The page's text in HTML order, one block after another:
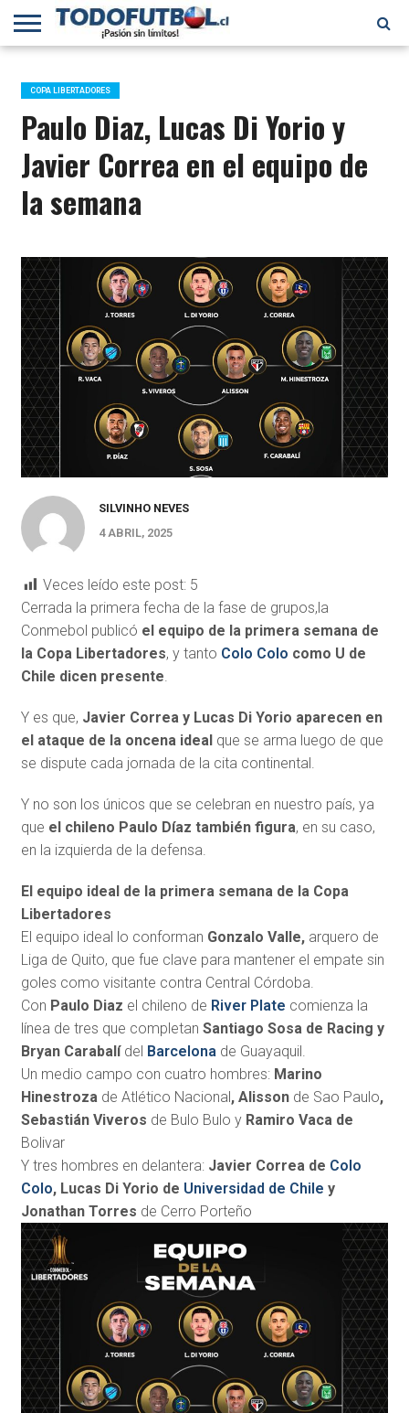
PRIMERA
B
SELECCIÓN
CHILENA
CHILENOS
EN EL
MUNDO
FÚTBOL
INTERNACIONAL
COPA LIBERTADORES
Paulo Diaz, Lucas Di Yorio y
Javier Correa en el equipo de
la semana
SILVINHO NEVES
4 ABRIL, 2025
Veces leído este post: 5
Cerrada la primera fecha de la fase de grupos,la
Conmebol publicó el equipo de la primera semana de
la Copa Libertadores, y tanto Colo Colo como U de
Chile dicen presente.
Y es que, Javier Correa y Lucas Di Yorio aparecen en
el ataque de la oncena ideal que se arma luego de que
se dispute cada jornada de la cita continental.
Y no son los únicos que se celebran en nuestro país, ya
que el chileno Paulo Díaz también figura, en su caso,
en la izquierda de la defensa.
El equipo ideal de la primera semana de la Copa
Libertadores
El equipo ideal lo conforman Gonzalo Valle, arquero de
Liga de Quito, que fue clave para mantener el empate sin
goles como visitante contra Central Córdoba.
Con Paulo Diaz el chileno de River Plate comienza la
línea de tres que completan Santiago Sosa de Racing y
Bryan Carabalí del Barcelonade Guayaquil.
Un medio campo con cuatro hombres: Marino
Hinestroza de Atlético Nacional , Alisson de Sao Paulo,
Sebastián Viveros de Bulo Bulo yRamiro Vaca de
Bolivar
Y tres hombres en delantera: Javier Correa de Colo
Colo, Lucas Di Yorio de Universidad de Chile y
Jonathan Torres de Cerro Porteño